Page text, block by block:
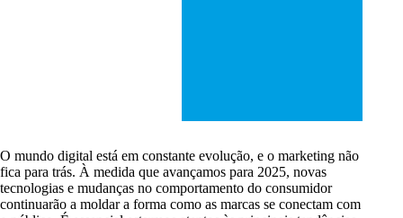
O mundo digital está em constante evolução, e o marketing não
fica para trás. À medida que avançamos para 2025, novas
tecnologias e mudanças no comportamento do consumidor
continuarão a moldar a forma como as marcas se conectam com